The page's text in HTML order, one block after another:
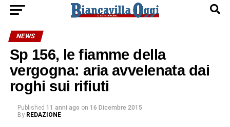
NEWS
Sp 156, le fiamme della
vergogna: aria avvelenata dai
roghi sui rifiuti
Published 11 anni ago on 16 Dicembre 2015
By REDAZIONE